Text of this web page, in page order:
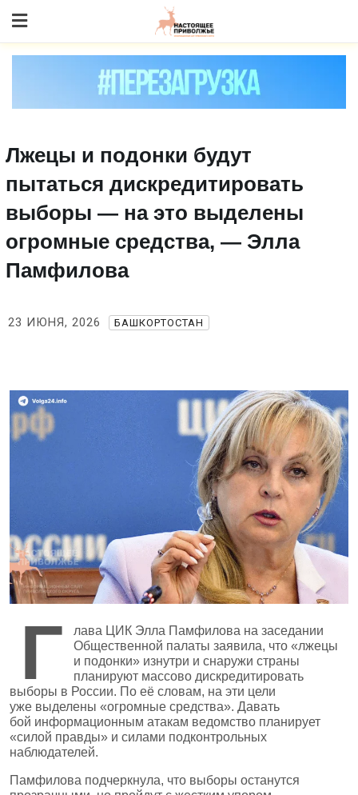
to content
Лжецы и подонки будут
пытаться дискредитировать
выборы — на это выделены
огромные средства, — Элла
Памфилова
23 ИЮНЯ, 2026 БАШКОРТОСТАН
Г
лава ЦИК Элла Памфилова на заседании
Общественной палаты заявила, что «лжецы
и подонки» изнутри и снаружи страны
планируют массово дискредитировать
выборы в России. По её словам, на эти цели
уже выделены «огромные средства». Давать
бой информационным атакам ведомство планирует
«силой правды» и силами подконтрольных
наблюдателей.
Памфилова подчеркнула, что выборы останутся